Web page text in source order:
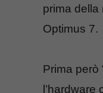
prima della
Optimus 7.
Prima però